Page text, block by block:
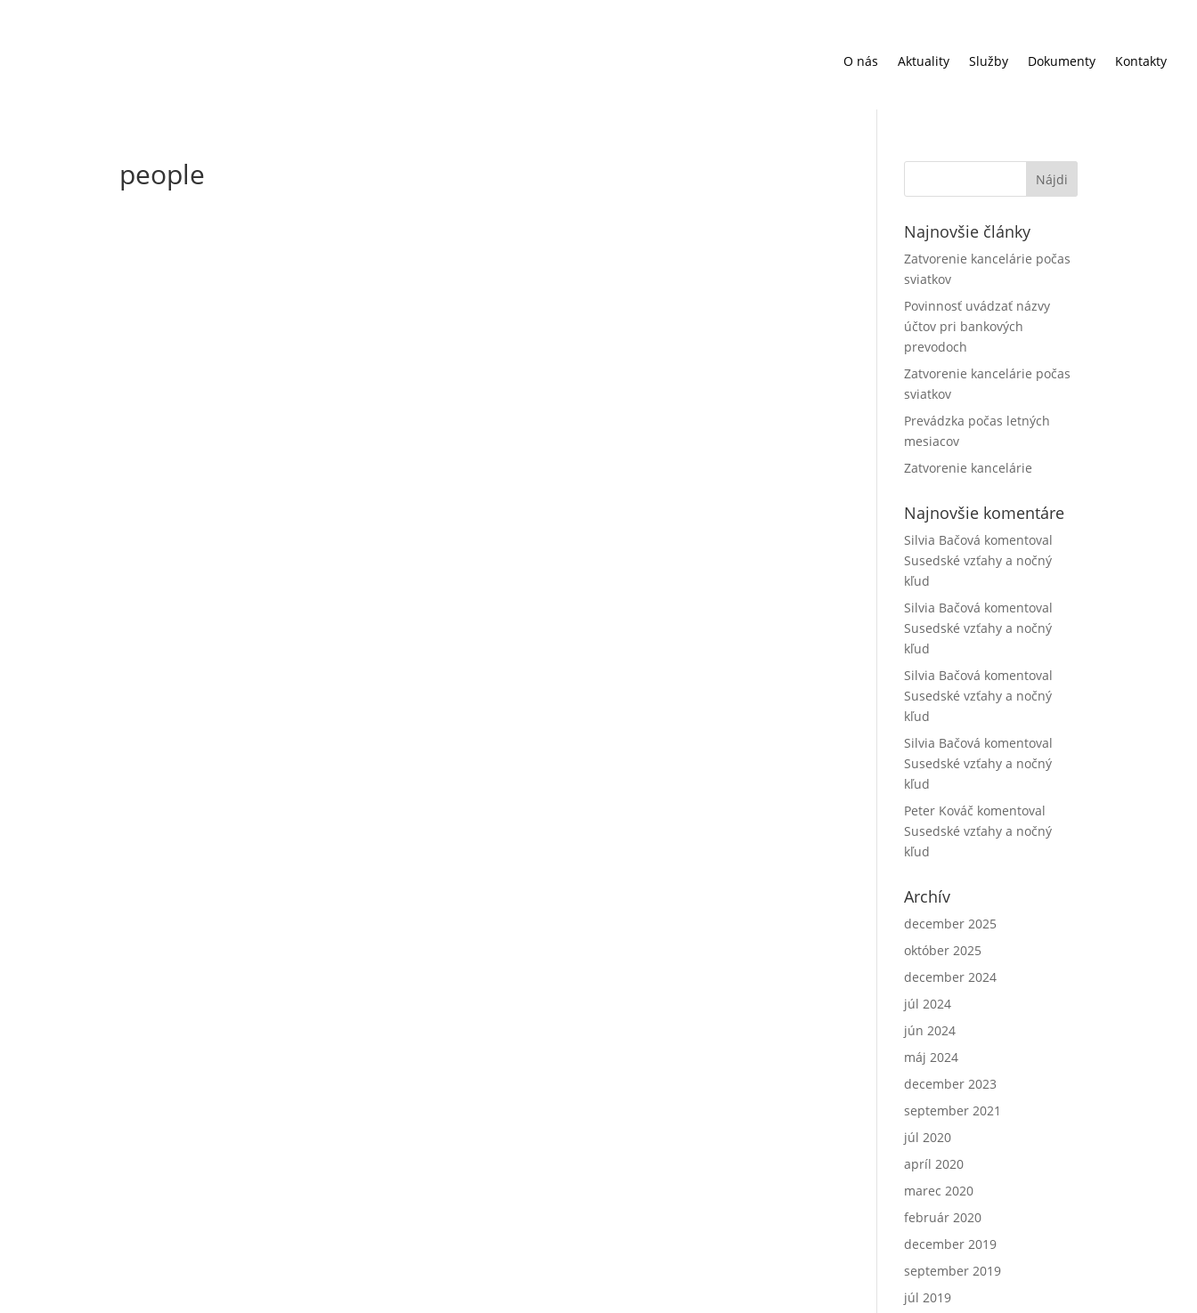
O nás Aktuality Služby Dokumenty Kontakty
people
Najnovšie články
Zatvorenie kancelárie počas
sviatkov
Povinnosť uvádzať názvy
účtov pri bankových
prevodoch
Zatvorenie kancelárie počas
sviatkov
Prevádzka počas letných
mesiacov
Zatvorenie kancelárie
Najnovšie komentáre
Silvia Bačová komentoval
Susedské vzťahy a nočný
kľud
Silvia Bačová komentoval
Susedské vzťahy a nočný
kľud
Silvia Bačová komentoval
Susedské vzťahy a nočný
kľud
Silvia Bačová komentoval
Susedské vzťahy a nočný
kľud
Peter Kováč komentoval
Susedské vzťahy a nočný
kľud
Archív
december 2025
október 2025
december 2024
júl 2024
jún 2024
máj 2024
december 2023
september 2021
júl 2020
apríl 2020
marec 2020
február 2020
december 2019
september 2019
júl 2019